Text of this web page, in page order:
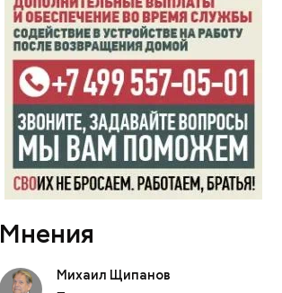
Мнения
Михаил Щипанов